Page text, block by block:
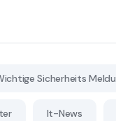
Sicherheits
It-News